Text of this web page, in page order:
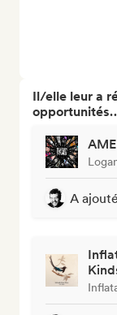
Il/elle leur a
A